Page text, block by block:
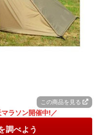
この商品を見る
ラソン開催中!／
調べよう